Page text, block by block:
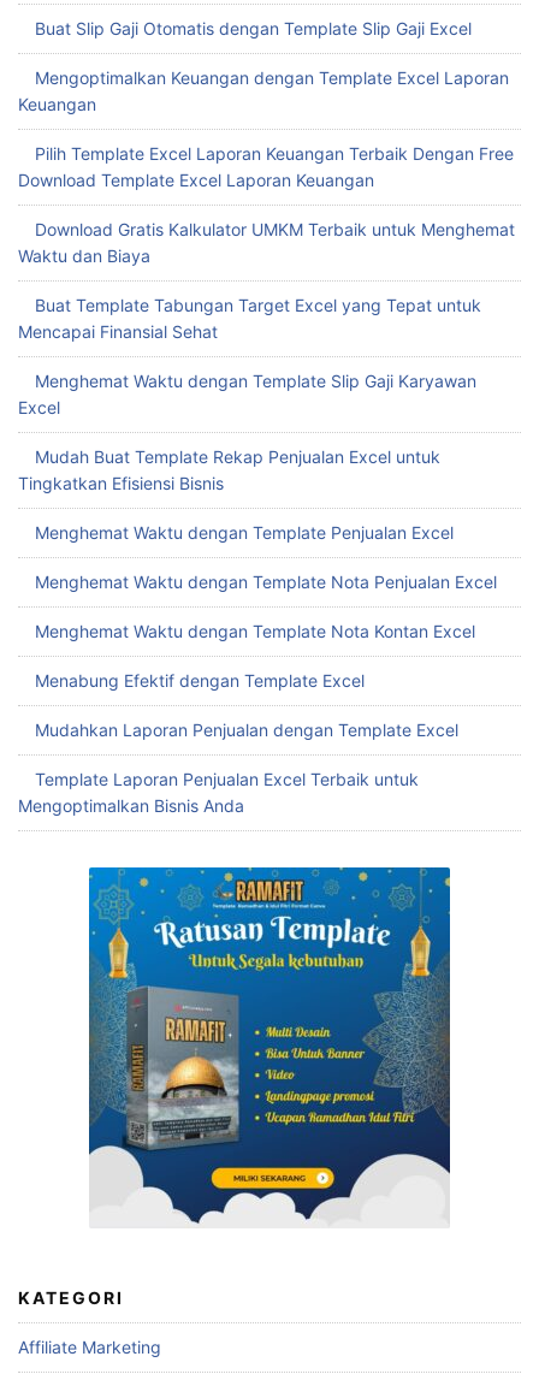
Buat Slip Gaji Otomatis dengan Template Slip Gaji Excel
Mengoptimalkan Keuangan dengan Template Excel Laporan
Keuangan
Pilih Template Excel Laporan Keuangan Terbaik Dengan Free
Download Template Excel Laporan Keuangan
Download Gratis Kalkulator UMKM Terbaik untuk Menghemat
Waktu dan Biaya
Buat Template Tabungan Target Excel yang Tepat untuk
Mencapai Finansial Sehat
Menghemat Waktu dengan Template Slip Gaji Karyawan
Excel
Mudah Buat Template Rekap Penjualan Excel untuk
Tingkatkan Efisiensi Bisnis
Menghemat Waktu dengan Template Penjualan Excel
Menghemat Waktu dengan Template Nota Penjualan Excel
Menghemat Waktu dengan Template Nota Kontan Excel
Menabung Efektif dengan Template Excel
Mudahkan Laporan Penjualan dengan Template Excel
Template Laporan Penjualan Excel Terbaik untuk
Mengoptimalkan Bisnis Anda
KATEGORI
Affiliate Marketing